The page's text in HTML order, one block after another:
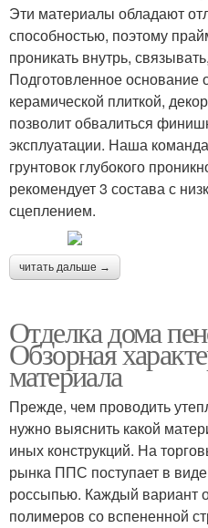
Эти материалы обладают
способностью, поэтому
проникать внутрь,
Подготовленное основание
керамической плиткой,
позволит обвалиться
эксплуатации. Наша
грунтовок глубокого
рекомендует 3 состава с
сцеплением.
читать дальше →
Отделка дома
Обзорная
материала
Прежде, чем проводить
нужно выяснить какой
иных конструкций. На
рынка ППС поступает в
россыпью. Каждый вариант
полимеров со вспененной